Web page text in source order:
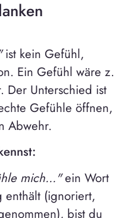
ist kein Gefühl,
Ein Gefühl wäre z.
Der Unterschied ist
Gefühle öffnen,
Abwehr.
mich..."ein Wort
enthält (ignoriert,
bist du